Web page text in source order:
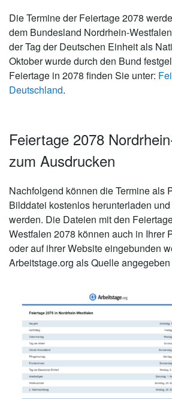
Die Termine der Feiertage 2078
dem Bundesland Nordrhein-
der Tag der Deutschen Einheit als
Oktober wurde durch den Bund
Feiertage in 2078 finden Sie unter:
Deutschland.
Feiertage 2078
zum Ausdrucken
Nachfolgend können die Termine als
Bilddatei kostenlos herunterladen
werden. Die Dateien mit den
Westfalen 2078 können auch in Ihrer
oder auf ihrer Website eingebunden
Arbeitstage.org als Quelle